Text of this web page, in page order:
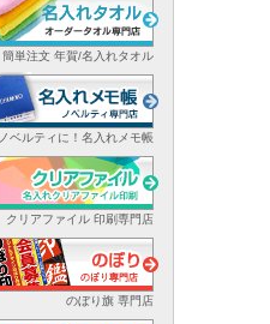
簡単注文 年賀/名入れタオル
ノベルティに！名入れメモ帳
クリアファイル 印刷専門店
のぼり旗 専門店